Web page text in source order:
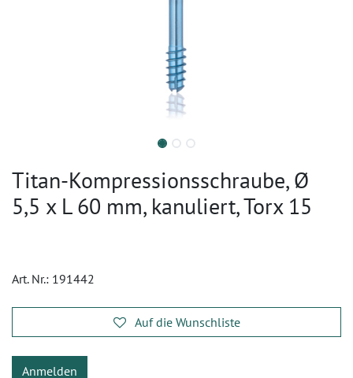
Titan-Kompressionsschraube, Ø
5,5 x L 60 mm, kanuliert, Torx 15
Art. Nr.: 191442
Auf die Wunschliste
Anmelden